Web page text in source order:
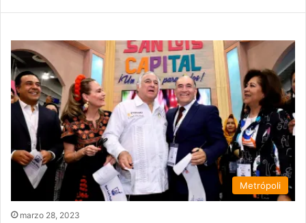
Metrópoli
marzo 28, 2023